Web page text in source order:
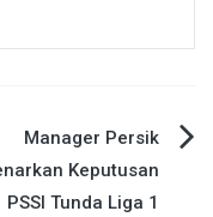
Manager Persik
Keputusan
PSSI Tunda Liga 1